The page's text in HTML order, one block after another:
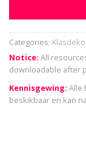
Categories:
Notice: All
downloadable after
Kennisgewing: Alle
beskikbaar en kan